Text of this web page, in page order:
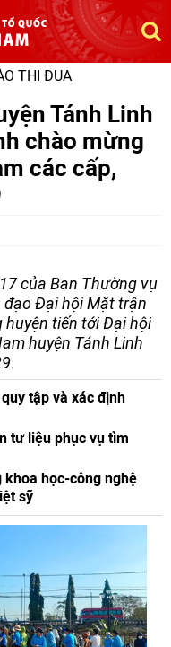
THI ĐUA
Tánh Linh
chào mừng
các cấp,
của Ban Thường vụ
đạo Đại hội Mặt trận
huyện tiến tới Đại hội
huyện Tánh Linh
tập và xác định
tư liệu phục vụ tìm
khoa học-công nghệ
sỹ